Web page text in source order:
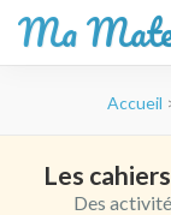
Ma
(Pressez
Entrée)
Accueil
Les
Des